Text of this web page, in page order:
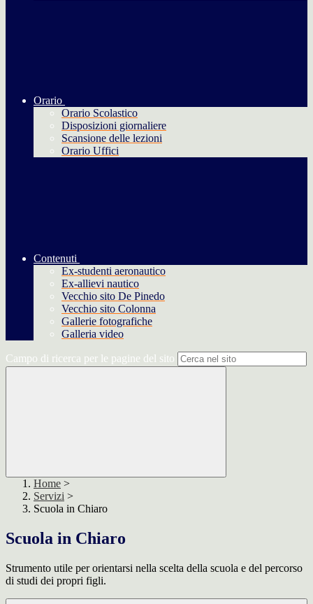
Orario
Orario Scolastico
Disposizioni giornaliere
Scansione delle lezioni
Orario Uffici
Contenuti
Ex-studenti aeronautico
Ex-allievi nautico
Vecchio sito De Pinedo
Vecchio sito Colonna
Gallerie fotografiche
Galleria video
Campo di ricerca per le pagine del sito
Home >
Servizi >
Scuola in Chiaro
Scuola in Chiaro
Strumento utile per orientarsi nella scelta della scuola e del percorso
di studi dei propri figli.